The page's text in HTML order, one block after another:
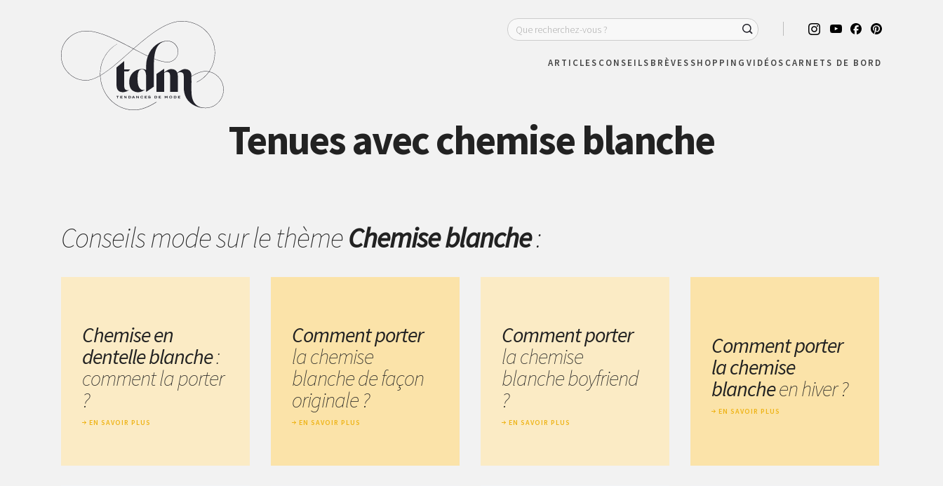
ARTICLES CONSEILS BRÈVESSHOPPING VIDÉOS CARNETS DE BORD
Tenues avec chemise blanche
Conseils mode sur le thèmeChemise blanche:
Chemise en
dentelle blanche:
comment la porter
?
EN SAVOIR PLUS
Comment porter
la chemise
blanche de façon
originale ?
EN SAVOIR PLUS
Comment porter
la chemise
blanche boyfriend
?
EN SAVOIR PLUS
Comment porter
la chemise
blancheen hiver ?
EN SAVOIR PLUS